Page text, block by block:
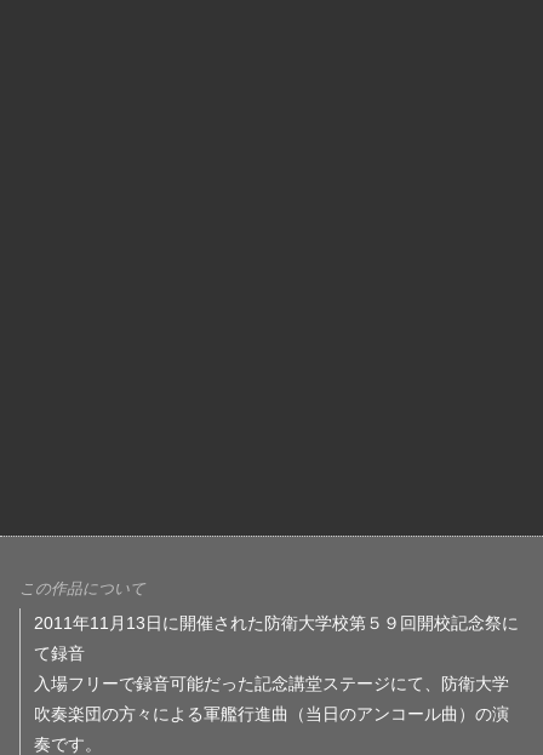
この作品について
2011年11月13日に開催された防衛大学校第５９回開校記念祭に
て録音
入場フリーで録音可能だった記念講堂ステージにて、防衛大学
吹奏楽団の方々による軍艦行進曲（当日のアンコール曲）の演
奏です。